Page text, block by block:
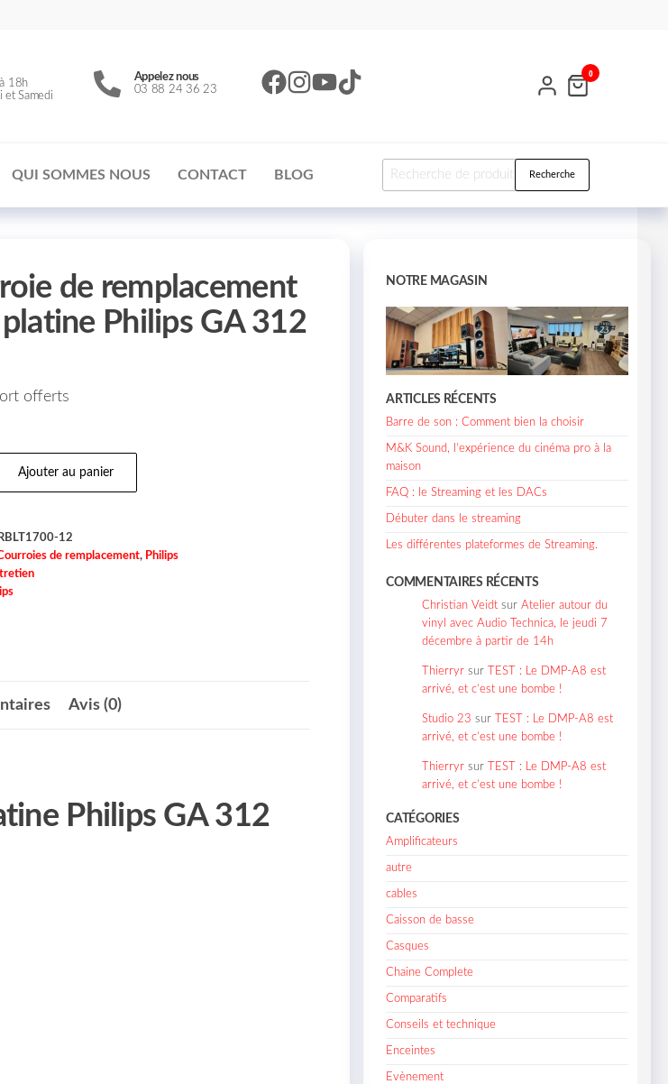
18h
et Samedi
Appelez nous
03 88 24 36 23
0
QUI SOMMES NOUS CONTACT BLOG Recherche
de remplacement
Philips GA 312
offerts
Ajouter au panier
12
de remplacement, Philips
Avis (0)
Philips GA 312
NOTRE MAGASIN
ARTICLES RÉCENTS
Barre de son : Comment bien la choisir
M&K Sound, l’expérience du cinéma pro à la
maison
FAQ : le Streaming et les DACs
Débuter dans le streaming
Les différentes plateformes de Streaming.
COMMENTAIRES RÉCENTS
Christian Veidt surAtelier autour du
vinyl avec Audio Technica, le jeudi 7
décembre à partir de 14h
Thierryr sur
TEST : Le DMP-A8 est
arrivé, et c’est une bombe !
Studio 23 sur
TEST : Le DMP-A8 est
arrivé, et c’est une bombe !
Thierryr sur
TEST : Le DMP-A8 est
arrivé, et c’est une bombe !
CATÉGORIES
Amplificateurs
autre
cables
Caisson de basse
Casques
Chaine Complete
Comparatifs
Conseils et technique
Enceintes
Evènement